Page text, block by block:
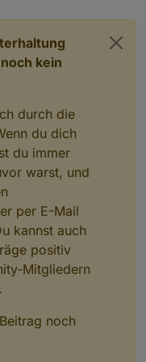
kein
durch die
du dich
du immer
warst, und
per E-Mail
kannst auch
positiv
Mitgliedern
noch